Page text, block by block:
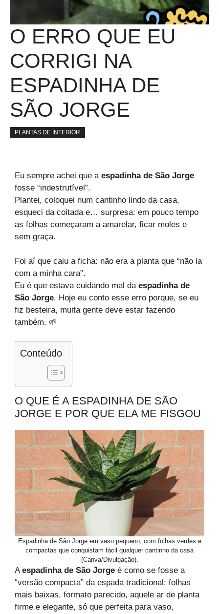
O ERRO QUE EU
CORRIGI NA
ESPADINHA DE
SÃO JORGE
PLANTAS DE INTERIOR
Eu sempre achei que a espadinha de São Jorge
fosse “indestrutível”.
Plantei, coloquei num cantinho lindo da casa,
esqueci da coitada e… surpresa: em pouco tempo
as folhas começaram a amarelar, ficar moles e
sem graça.
Foi aí que caiu a ficha: não era a planta que “não ia
com a minha cara”.
Eu é que estava cuidando mal da espadinha de
São Jorge. Hoje eu conto esse erro porque, se eu
fiz besteira, muita gente deve estar fazendo
também. 🌱
Conteúdo
O QUE É A ESPADINHA DE SÃO
JORGE E POR QUE ELA ME FISGOU
Espadinha de São Jorge em vaso pequeno, com folhas verdes e
compactas que conquistam fácil qualquer cantinho da casa
(Canva/Divulgação).
Aespadinha de São Jorge é como se fosse a
“versão compacta” da espada tradicional: folhas
mais baixas, formato parecido, aquele ar de planta
firme e elegante, só que perfeita para vaso,